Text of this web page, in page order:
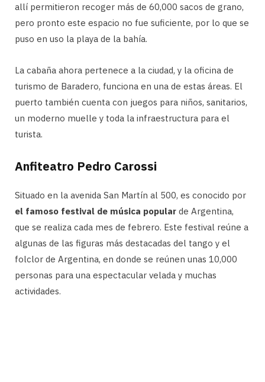
allí permitieron recoger más de 60,000 sacos de grano,
pero pronto este espacio no fue suficiente, por lo que se
puso en uso la playa de la bahía.
La cabaña ahora pertenece a la ciudad, y la oficina de
turismo de Baradero, funciona en una de estas áreas. El
puerto también cuenta con juegos para niños, sanitarios,
un moderno muelle y toda la infraestructura para el
turista.
Anfiteatro Pedro Carossi
Situado en la avenida San Martín al 500, es conocido por
el famoso festival de música popular de Argentina,
que se realiza cada mes de febrero. Este festival reúne a
algunas de las figuras más destacadas del tango y el
folclor de Argentina, en donde se reúnen unas 10,000
personas para una espectacular velada y muchas
actividades.